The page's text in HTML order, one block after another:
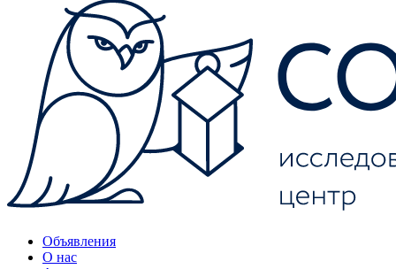
Объявления
О нас